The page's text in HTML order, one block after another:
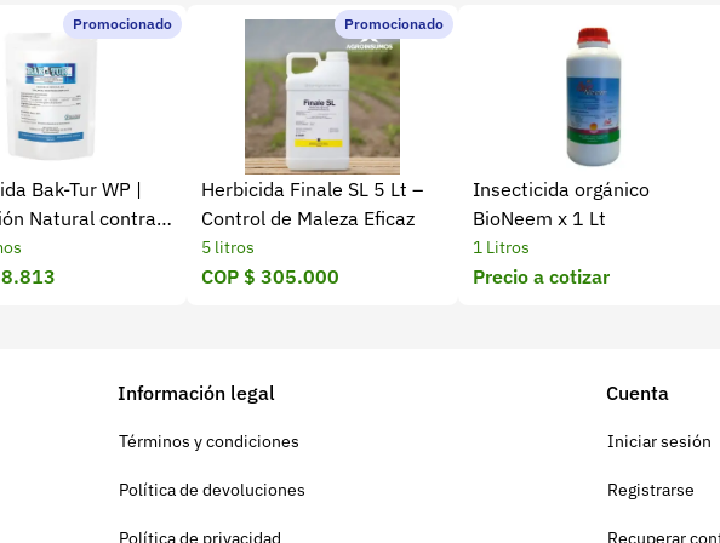
Promocionado
Bak-Tur WP |
Natural contra
Promocionado
Herbicida Finale SL 5 Lt –
Control de Maleza Eficaz
5 litros
COP $ 305.000
Insecticida orgánico
BioNeem x 1 Lt
1 Litros
Precio a cotizar
Información legal
Términos y condiciones
Política de devoluciones
Política de privacidad
Cuenta
Iniciar sesión
Registrarse
Recuperar